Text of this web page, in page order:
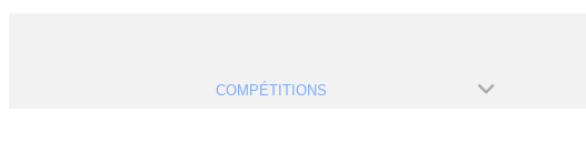
COMPÉTITIONS